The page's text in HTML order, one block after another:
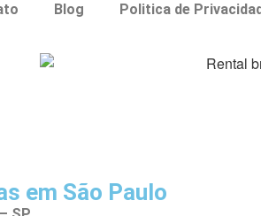
Blog Politica de
em São Paulo